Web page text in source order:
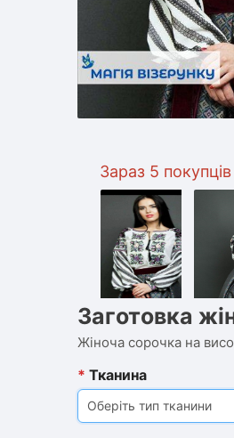
Зараз 5 покупців
Заготовка
Жіноча сорочка на
* Тканина
Оберіть тип тканини